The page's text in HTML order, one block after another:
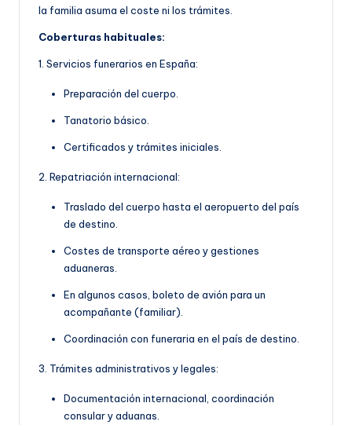
la familia asuma el coste ni los trámites.
Coberturas habituales:
1. Servicios funerarios en España:
Preparación del cuerpo.
Tanatorio básico.
Certificados y trámites iniciales.
2. Repatriación internacional:
Traslado del cuerpo hasta el aeropuerto del país
de destino.
Costes de transporte aéreo y gestiones
aduaneras.
En algunos casos, boleto de avión para un
acompañante (familiar).
Coordinación con funeraria en el país de destino.
3. Trámites administrativos y legales:
Documentación internacional, coordinación
consular y aduanas.